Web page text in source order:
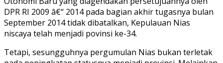
DPR RI 2009 â€“ 2014 pada bagian akhir tugasnya bulan
September 2014 tidak dibatalkan, Kepulauan Nias
niscaya telah menjadi povinsi ke-34.
Tetapi, sesungguhnya pergumulan Nias bukan terletak